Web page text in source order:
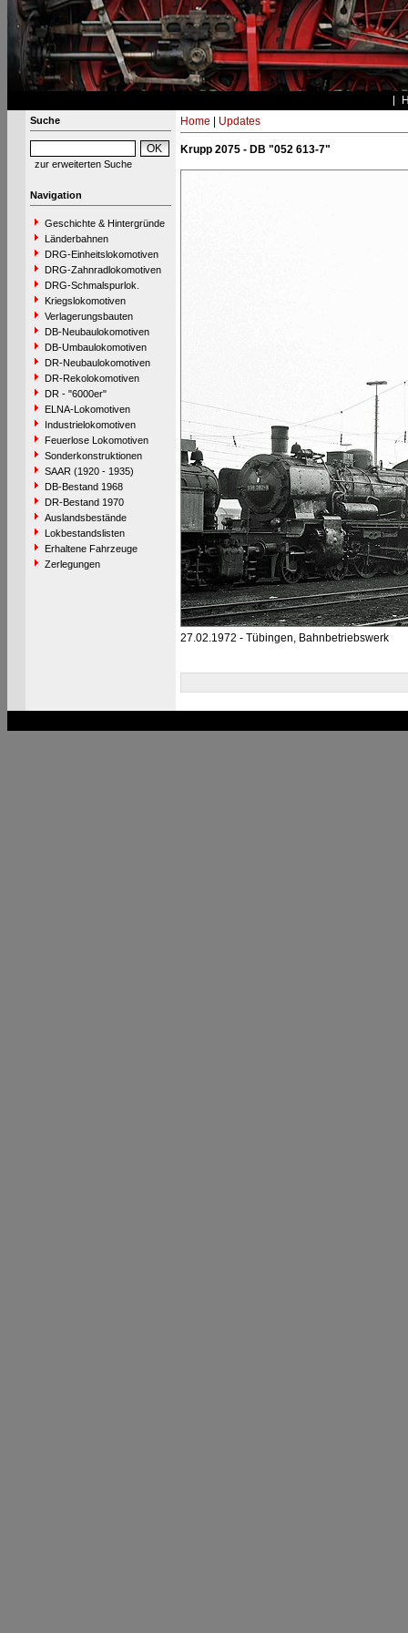
Suche
zur erweiterten Suche
Navigation
Geschichte & Hintergründe
Länderbahnen
DRG-Einheitslokomotiven
DRG-Zahnradlokomotiven
DRG-Schmalspurlok.
Kriegslokomotiven
Verlagerungsbauten
DB-Neubaulokomotiven
DB-Umbaulokomotiven
DR-Neubaulokomotiven
DR-Rekolokomotiven
DR - "6000er"
ELNA-Lokomotiven
Industrielokomotiven
Feuerlose Lokomotiven
Sonderkonstruktionen
SAAR (1920 - 1935)
DB-Bestand 1968
DR-Bestand 1970
Auslandsbestände
Lokbestandslisten
Erhaltene Fahrzeuge
Zerlegungen
Home Updates
Krupp 2075 - DB "052 613-7"
27.02.1972 - Tübingen, Bahnbetriebswerk